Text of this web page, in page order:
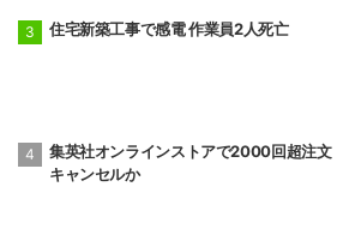
住宅新築工事で感電 作業員2人死亡
集英社オンラインストアで2000回超注文
キャンセルか